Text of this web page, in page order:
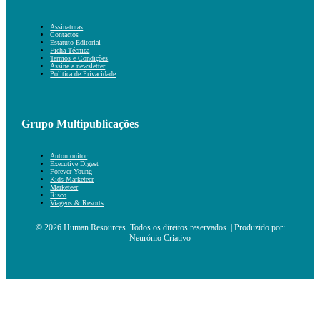
Assinaturas
Contactos
Estatuto Editorial
Ficha Técnica
Termos e Condições
Assine a newsletter
Política de Privacidade
Grupo Multipublicações
Automonitor
Executive Digest
Forever Young
Kids Marketeer
Marketeer
Risco
Viagens & Resorts
© 2026 Human Resources. Todos os direitos reservados. | Produzido por:
Neurónio Criativo